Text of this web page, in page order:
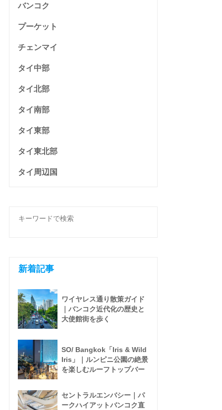
バンコク
プーケット
チェンマイ
タイ中部
タイ北部
タイ南部
タイ東部
タイ東北部
タイ周辺国
新着記事
ワイヤレス通り散策ガイド
｜バンコク近代化の歴史と
大使館街を歩く
SO/ Bangkok「Iris & Wild
Iris」｜ルンピニ公園の絶景
を楽しむルーフトップバー
セントラルエンバシー｜パ
ークハイアットバンコク直